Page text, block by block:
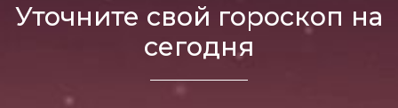
Уточните свой гороскоп на
сегодня